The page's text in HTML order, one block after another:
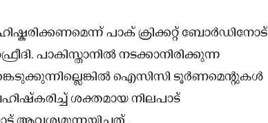
പാക് ക്രിക്കറ്റ് ബോർഡിനോട്
പാകിസ്താനിൽ നടക്കാനിരിക്കുന്ന
ഐസിസി ടൂർണമെന്റുകൾ
ശക്തമായ നിലപാട്